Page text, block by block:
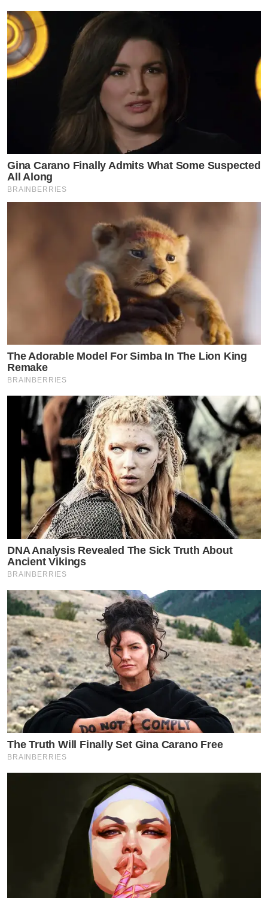
Gina Carano Finally Admits What Some Suspected
All Along
BRAINBERRIES
The Adorable Model For Simba In The Lion King
Remake
BRAINBERRIES
DNA Analysis Revealed The Sick Truth About
Ancient Vikings
BRAINBERRIES
The Truth Will Finally Set Gina Carano Free
BRAINBERRIES